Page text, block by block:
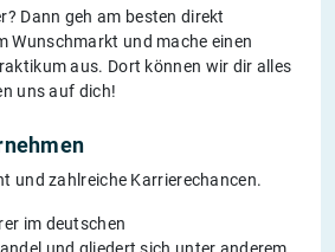
Dann geh am besten direkt
Wunschmarkt und mache einen
aus. Dort können wir dir alles
uns auf dich!
und zahlreiche Karrierechancen.
im deutschen